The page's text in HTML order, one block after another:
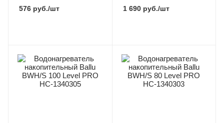
576 руб./шт
реверсивный, материал
1 690руб./шт